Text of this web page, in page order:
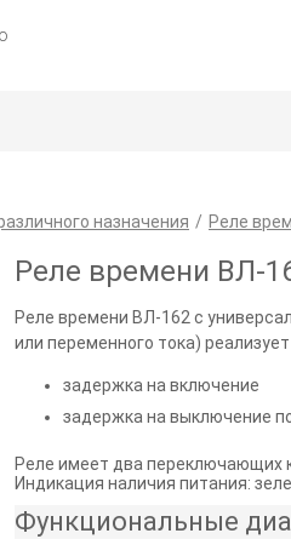
назначения Реле
Реле времени ВЛ-
Реле времени ВЛ-162 с
или переменного тока)
задержка на включение
задержка на выключение
Реле имеет два переключающих
Индикация наличия питания:
Функциональные